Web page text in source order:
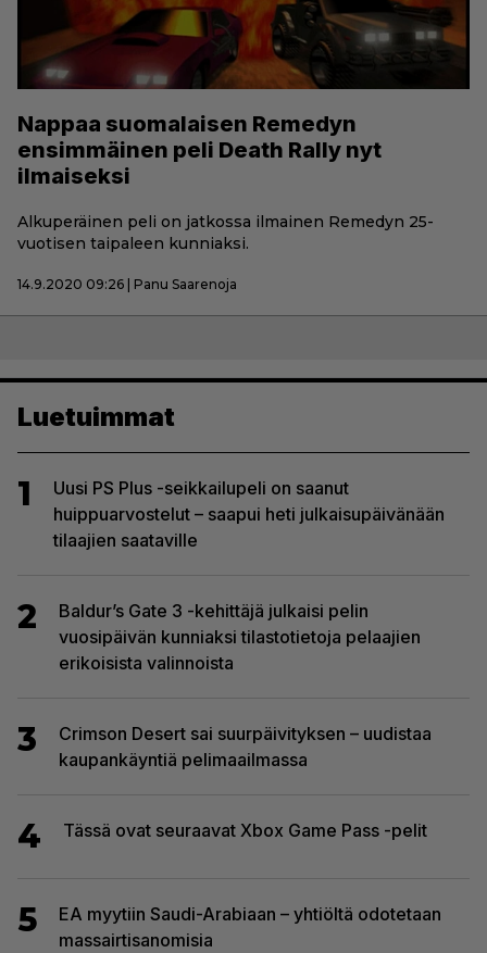
Nappaa suomalaisen Remedyn
ensimmäinen peli Death Rally nyt
ilmaiseksi
Alkuperäinen peli on jatkossa ilmainen Remedyn 25-
vuotisen taipaleen kunniaksi.
14.9.2020 09:26 | Panu Saarenoja
Luetuimmat
1
Uusi PS Plus -seikkailupeli on saanut
huippuarvostelut – saapui heti julkaisupäivänään
tilaajien saataville
2
Baldur’s Gate 3 -kehittäjä julkaisi pelin
vuosipäivän kunniaksi tilastotietoja pelaajien
erikoisista valinnoista
3
Crimson Desert sai suurpäivityksen – uudistaa
kaupankäyntiä pelimaailmassa
4 Tässä ovat seuraavat Xbox Game Pass -pelit
5
EA myytiin Saudi-Arabiaan – yhtiöltä odotetaan
massairtisanomisia